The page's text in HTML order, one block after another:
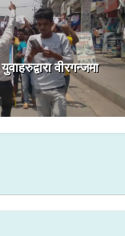
वीरगन्जमा